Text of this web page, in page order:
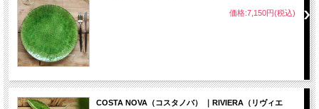
価格:7,150円(税込)
COSTA NOVA（コスタノバ） ｜RIVIERA（リヴィエ